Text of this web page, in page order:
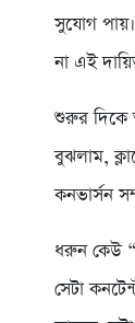
সুযোগ
না এই
শুরুর দিকে
বুঝলাম,
কনভার্সন
ধরুন কেউ
সেটা